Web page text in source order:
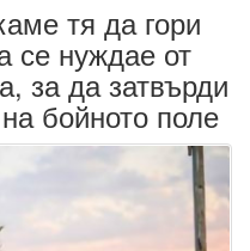
тя да гори
се нуждае от
за да затвърди
бойното поле